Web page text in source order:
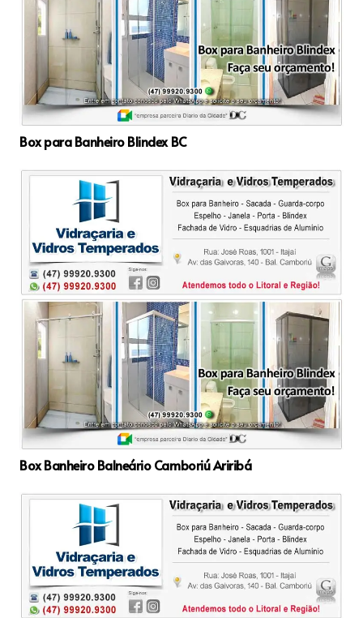
Box para Banheiro Blindex BC
Box Banheiro Balneário Camboriú Ariribá